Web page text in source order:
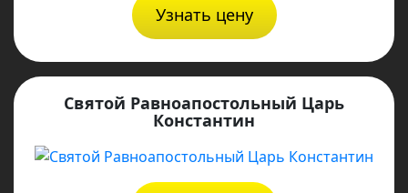
Узнать цену
Святой Равноапостольный Царь
Константин